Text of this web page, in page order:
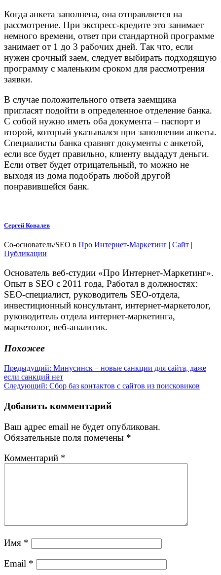
Когда анкета заполнена, она отправляется на
рассмотрение. При экспресс-кредите это занимает
немного времени, ответ при стандартной программе
занимает от 1 до 3 рабочих дней. Так что, если
нужен срочный заем, следует выбирать подходящую
программу с маленьким сроком для рассмотрения
заявки.
В случае положительного ответа заемщика
пригласят подойти в определенное отделение банка.
С собой нужно иметь оба документа – паспорт и
второй, который указывался при заполнении анкеты.
Специалисты банка сравнят документы с анкетой,
если все будет правильно, клиенту выдадут деньги.
Если ответ будет отрицательный, то можно не
выходя из дома подобрать любой другой
понравившейся банк.
Сергей Ковалев
Со-основатель/SEO в Про Интернет-Маркетинг | Сайт |
Публикации
Основатель веб-студии «Про Интернет-Маркетинг».
Опыт в SEO с 2011 года, Работал в должностях:
SEO-специалист, руководитель SEO-отдела,
инвестиционный консультант, интернет-маркетолог,
руководитель отдела интернет-маркетинга,
маркетолог, веб-аналитик.
Похожее
Навигация
по
записям
Предыдущий: Предыдущая
запись:
Минусинск – новые санкции для сайта, даже
если санкций нет
Следующий: Следующая
Сбор баз контактов с сайтов из поисковиков
Добавить комментарий
Ваш адрес email не будет опубликован.
Обязательные поля помечены *
Комментарий *
Имя *
Email *